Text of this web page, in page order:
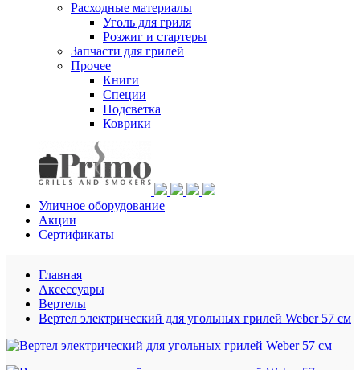
Расходные материалы
Уголь для гриля
Розжиг и стартеры
Запчасти для грилей
Прочее
Книги
Специи
Подсветка
Коврики
Уличное оборудование
Акции
Сертификаты
Главная
Аксессуары
Вертелы
Вертел электрический для угольных грилей Weber 57 см